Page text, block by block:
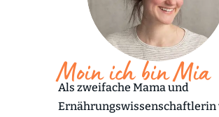
Moin ich bin Mia
Als zweifache Mama und
Ernährungswissenschaftlerin